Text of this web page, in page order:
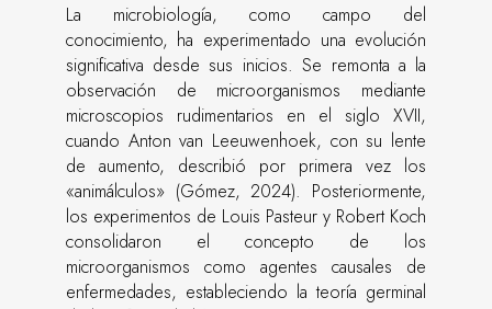
La microbiología, como campo del
conocimiento, ha experimentado una evolución
significativa desde sus inicios. Se remonta a la
observación de microorganismos mediante
microscopios rudimentarios en el siglo XVII,
cuando Anton van Leeuwenhoek, con su lente
de aumento, describió por primera vez los
«animálculos» (Gómez, 2024). Posteriormente,
los experimentos de Louis Pasteur y Robert Koch
consolidaron el concepto de los
microorganismos como agentes causales de
enfermedades, estableciendo la teoría germinal